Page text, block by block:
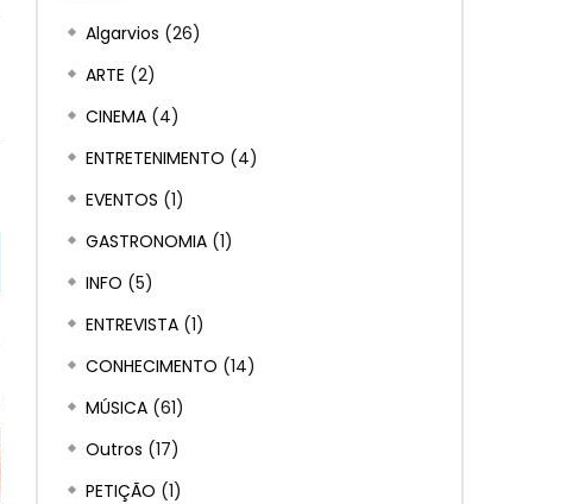
ALGARVIOS
0
13.9K
Algarvios (26)
ARTE (2)
CINEMA (4)
ENTRETENIMENTO (4)
EVENTOS (1)
GASTRONOMIA (1)
INFO (5)
ENTREVISTA (1)
CONHECIMENTO (14)
MÚSICA (61)
Outros (17)
PETIÇÃO (1)